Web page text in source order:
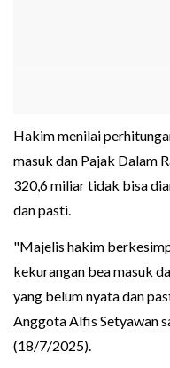
Hakim menilai
masuk dan Pajak Dalam
320,6 miliar tidak bisa
dan pasti.
"Majelis hakim
kekurangan bea masuk
yang belum nyata dan
Anggota Alfis Setyawan
(18/7/2025).